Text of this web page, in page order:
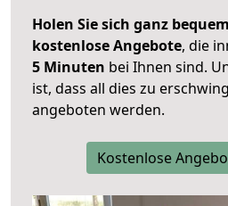
Holen Sie sich ganz
kostenlose Angebote, die
5 Minuten bei Ihnen sind.
ist, dass all dies zu
angeboten werden.
Kostenlose